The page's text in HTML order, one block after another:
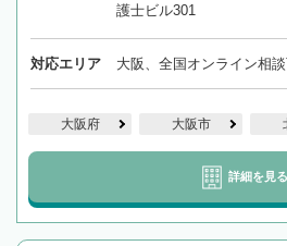
護士ビル301
対応エリア 大阪、全国オンライン相
大阪府 大阪市
詳細を見る